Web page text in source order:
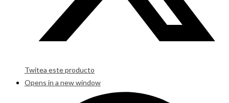
Twitea este producto
Opens in a new window